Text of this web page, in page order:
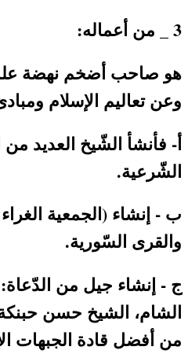
3 _ من أعماله:
هو صاحب أضخم نهضة
وعن تعاليم الإسلام
أ- فأنشأ الشّيخ العديد من
الشّرعية.
ب - إنشاء (الجمعية
والقرى السّورية.
ج - إنشاء جيل من
الشام، الشيخ حسن
من أفضل قادة الجبهات